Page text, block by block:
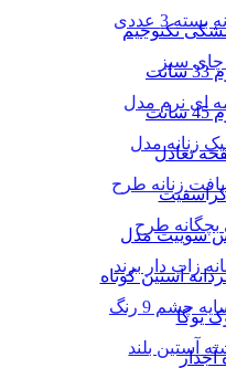
3 عددی
سبز
آستین بلند
تعادل
آستین کوتاه
یوگا
آجدار